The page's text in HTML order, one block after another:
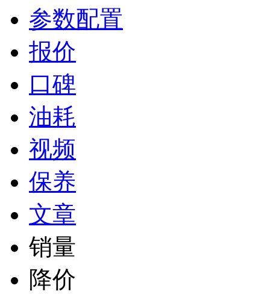
参数配置
报价
口碑
油耗
视频
保养
文章
销量
降价